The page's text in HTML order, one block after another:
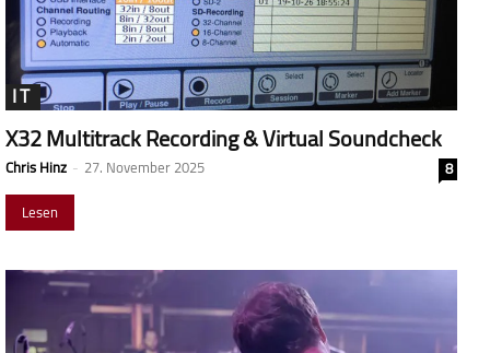
IT
X32 Multitrack Recording & Virtual Soundcheck
Chris Hinz - 27. November 2025
8
Lesen